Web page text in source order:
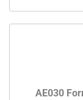
AE030